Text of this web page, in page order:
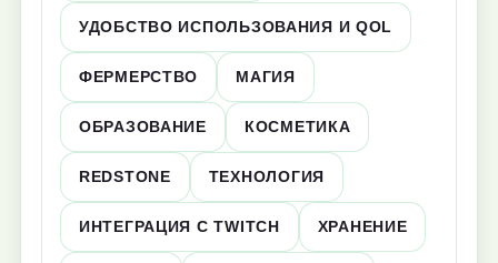
УДОБСТВО ИСПОЛЬЗОВАНИЯ И QOL
ФЕРМЕРСТВО МАГИЯ
ОБРАЗОВАНИЕ КОСМЕТИКА
REDSTONE ТЕХНОЛОГИЯ
ИНТЕГРАЦИЯ С TWITCH ХРАНЕНИЕ